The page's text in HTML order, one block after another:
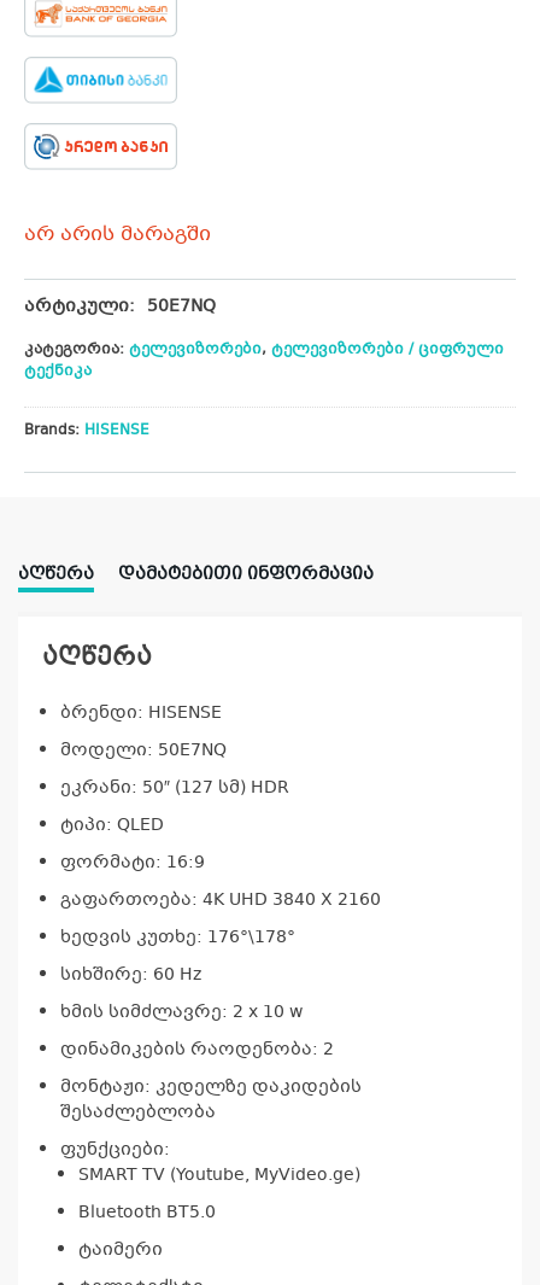
არ არის მარაგში
არტიკული: 50E7NQ
კატეგორია: ტელევიზორები, ტელევიზორები / ციფრული
ტექნიკა
Brands: HISENSE
ᲐᲦᲬᲔᲠᲐ ᲓᲐᲛᲐᲢᲔᲑᲘᲗᲘ ᲘᲜᲤᲝᲠᲛᲐᲪᲘᲐ
აღწერა
ბრენდი: HISENSE
მოდელი: 50E7NQ
ეკრანი: 50″ (127 სმ) HDR
ტიპი: QLED
ფორმატი: 16:9
გაფართოება: 4K UHD 3840 X 2160
ხედვის კუთხე: 176°\178°
სიხშირე: 60 Hz
ხმის სიმძლავრე: 2 x 10 w
დინამიკების რაოდენობა: 2
მონტაჟი: კედელზე დაკიდების
შესაძლებლობა
ფუნქციები:
SMART TV (Youtube, MyVideo.ge)
Bluetooth BT5.0
ტაიმერი